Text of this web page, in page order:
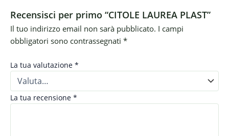
Recensisci per primo “CITOLE LAUREA PLAST”
Il tuo indirizzo email non sarà pubblicato. I campi
obbligatori sono contrassegnati *
La tua valutazione *
La tua recensione *